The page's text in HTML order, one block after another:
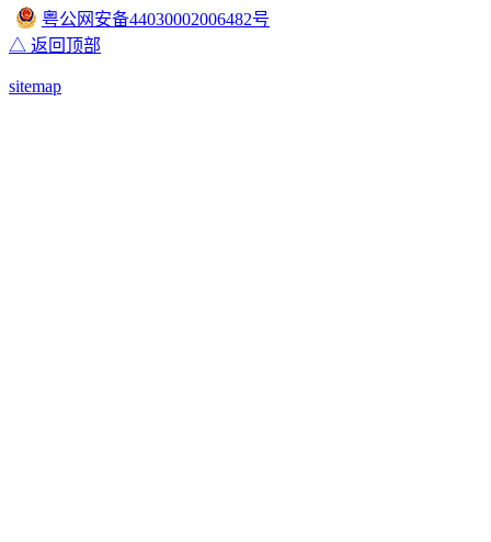
粤公网安备44030002006482号
△ 返回顶部
sitemap